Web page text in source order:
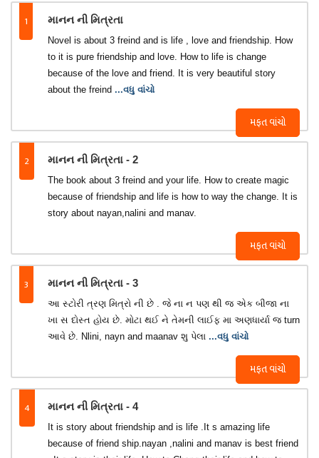
1 માનન ની મિત્રતા
મફત વાંચો
Novel is about 3 freind and is life , love and friendship. How
to it is pure friendship and love. How to life is change
because of the love and friend. It is very beautiful story
about the freind ...વધુ વાંચો
2 માનન ની મિત્રતા - 2
મફત વાંચો
The book about 3 freind and your life. How to create magic
because of friendship and life is how to way the change. It is
story about nayan,nalini and manav.
3 માનન ની મિત્રતા - 3
મફત વાંચો
આ સ્ટોરી ત્રણ મિત્રો ની છે . જે ના ન પણ થી જ એક બીજા ના
ખા સ દોસ્ત હોય છે. મોટા થઈ ને તેમની લાઈફ મા અણધાર્યા જ turn
આવે છે. Nlini, nayn and maanav શુ પેલા ...વધુ વાંચો
4 માનન ની મિત્રતા - 4
It is story about friendship and is life .It s amazing life
because of friend ship.nayan ,nalini and manav is best friend